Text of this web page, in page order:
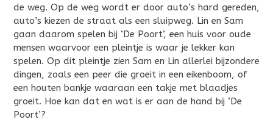
de weg. Op de weg wordt er door auto’s hard gereden,
auto’s kiezen de straat als een sluipweg. Lin en Sam
gaan daarom spelen bij ‘De Poort’, een huis voor oude
mensen waarvoor een pleintje is waar je lekker kan
spelen. Op dit pleintje zien Sam en Lin allerlei bijzondere
dingen, zoals een peer die groeit in een eikenboom, of
een houten bankje waaraan een takje met blaadjes
groeit. Hoe kan dat en wat is er aan de hand bij ‘De
Poort’?